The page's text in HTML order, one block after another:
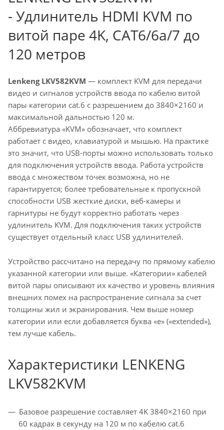
- Удлинитель HDMI KVM по
витой паре 4K, CAT6/6a/7 до
120 метров
Lenkeng LKV582KVM — комплект KVM для передачи
видео и сигналов устройств ввода по кабелю витой
пары категории cat.6 с разрешением до 3840×2160 и
максимальной дальностью 120 м.
Аббревиатура «KVM» обозначает, что комплект
работает с видео, клавиатурой и мышью. На практике
это значит, что USB-порты можно использовать только
для подключения устройств ввода. Работа устройств
ввода с множеством точек возможна, но не
гарантируется; более требовательные к пропускной
способности USB жесткие диски, веб-камеры и
гарнитуры не будут корректно работать через
удлинитель KVM. Для подключения таких устройств
существует отдельный класс USB удлинителей.
Устройство рассчитано на передачу по прямому кабелю
указанной категории или выше. «Категории» кабелей
витой пары описывают их качество и уровень влияния
внешних помех на распространение сигнала за счет
толщины жил и экранирования. Чем выше номер
категории или если добавляется буква «e» («extended»),
тем лучше кабель.
Характеристики LENKENG
LKV582KVM
Базовое разрешение составляет 4K 3840×2160 при
60 кадрах в секунду на 120 м по кабелю cat.6